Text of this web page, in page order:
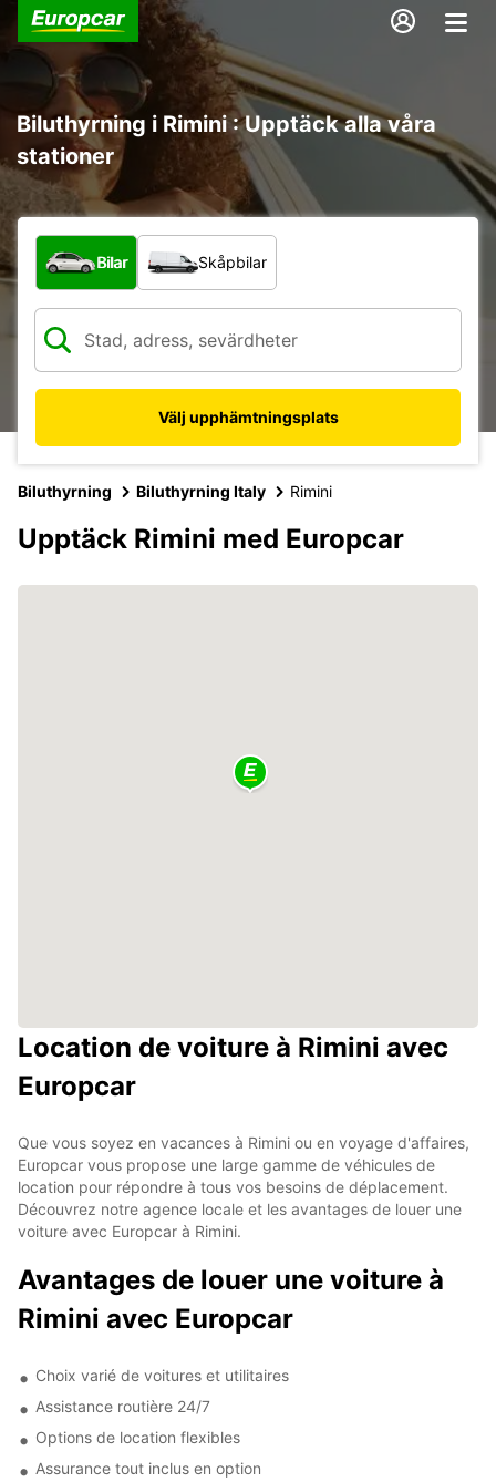
Biluthyrning i Rimini : Upptäck alla våra
stationer
Vilken typ av fordon?
Bilar Skåpbilar
Välj upphämtningsplats
Biluthyrning Biluthyrning Italy Rimini
Upptäck Rimini med Europcar
Location de voiture à Rimini avec
Europcar
Que vous soyez en vacances à Rimini ou en voyage d'affaires,
Europcar vous propose une large gamme de véhicules de
location pour répondre à tous vos besoins de déplacement.
Découvrez notre agence locale et les avantages de louer une
voiture avec Europcar à Rimini.
Avantages de louer une voiture à
Rimini avec Europcar
Choix varié de voitures et utilitaires
Assistance routière 24/7
Options de location flexibles
Assurance tout inclus en option